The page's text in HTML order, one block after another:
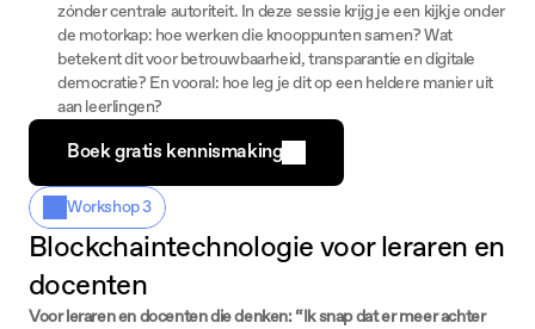
zónder centrale autoriteit. In deze sessie krijg je een kijkje onder
de motorkap: hoe werken die knooppunten samen? Wat
betekent dit voor betrouwbaarheid, transparantie en digitale
democratie? En vooral: hoe leg je dit op een heldere manier uit
aan leerlingen?
Boek gratis kennismaking
Workshop 3
Blockchaintechnologie voor leraren en
docenten
Voor leraren en docenten die denken: “Ik snap dat er meer achter